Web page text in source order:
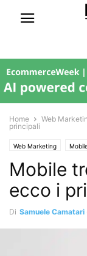
Home Web
principali
Web Marketing
Mobile
ecco i
Di Samuele Camatari